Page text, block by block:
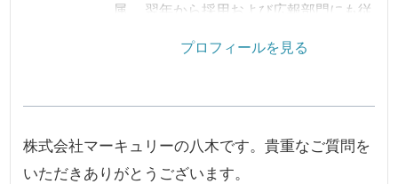
属。 翌年から採用および広報部門にも従
材採用では会社の成長に貢献できるよう
の向上や外部との円滑なコミュニケーシ
ョンをサポートし、会社の認知度向上に
努めている。
プロフィールを見る
株式会社マーキュリーの八木です。貴重なご質問を
いただきありがとうございます。